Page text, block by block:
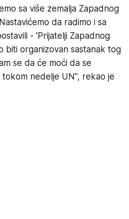
sa više zemalja Zapadnog
da radimo i sa
- ’Prijatelji Zapadnog
biti organizovan sastanak tog
se da će moći da se
nedelje UN", rekao je